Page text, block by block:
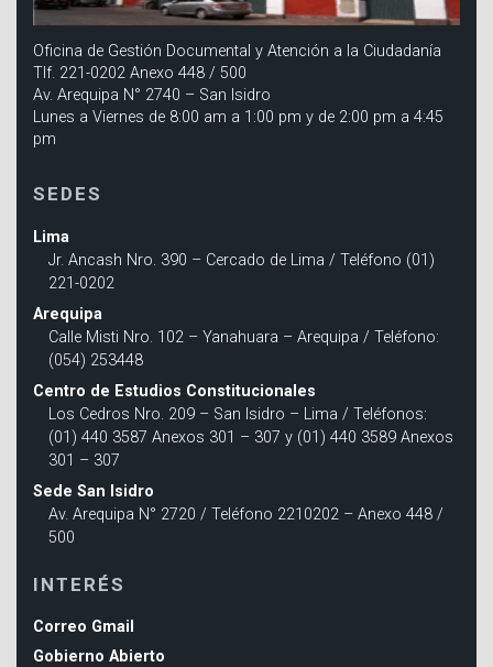
Oficina de Gestión Documental y Atención a la Ciudadanía
Tlf. 221-0202 Anexo 448 / 500
Av. Arequipa N° 2740 – San Isidro
Lunes a Viernes de 8:00 am a 1:00 pm y de 2:00 pm a 4:45
pm
SEDES
Lima
Jr. Ancash Nro. 390 – Cercado de Lima / Teléfono (01)
221-0202
Arequipa
Calle Misti Nro. 102 – Yanahuara – Arequipa / Teléfono:
(054) 253448
Centro de Estudios Constitucionales
Los Cedros Nro. 209 – San Isidro – Lima / Teléfonos:
(01) 440 3587 Anexos 301 – 307 y (01) 440 3589 Anexos
301 – 307
Sede San Isidro
Av. Arequipa N° 2720 / Teléfono 2210202 – Anexo 448 /
500
INTERÉS
Correo Gmail
Gobierno Abierto